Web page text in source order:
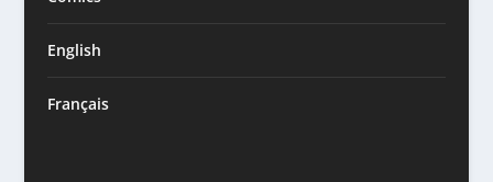
English
Français